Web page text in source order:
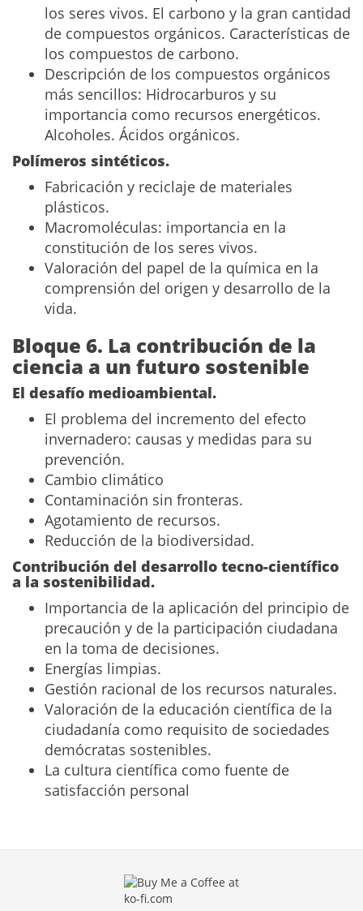
los seres vivos. El carbono y la gran cantidad
de compuestos orgánicos. Características de
los compuestos de carbono.
Descripción de los compuestos orgánicos
más sencillos: Hidrocarburos y su
importancia como recursos energéticos.
Alcoholes. Ácidos orgánicos.
Polímeros sintéticos.
Fabricación y reciclaje de materiales
plásticos.
Macromoléculas: importancia en la
constitución de los seres vivos.
Valoración del papel de la química en la
comprensión del origen y desarrollo de la
vida.
Bloque 6. La contribución de la
ciencia a un futuro sostenible
El desafío medioambiental.
El problema del incremento del efecto
invernadero: causas y medidas para su
prevención.
Cambio climático
Contaminación sin fronteras.
Agotamiento de recursos.
Reducción de la biodiversidad.
Contribución del desarrollo tecno-científico
a la sostenibilidad.
Importancia de la aplicación del principio de
precaución y de la participación ciudadana
en la toma de decisiones.
Energías limpias.
Gestión racional de los recursos naturales.
Valoración de la educación científica de la
ciudadanía como requisito de sociedades
demócratas sostenibles.
La cultura científica como fuente de
satisfacción personal